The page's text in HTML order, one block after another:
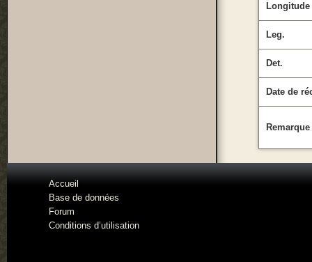
Longitude
Leg.
Det.
Date de
Remarque
Accueil
Base de données
Forum
Conditions d’utilisation